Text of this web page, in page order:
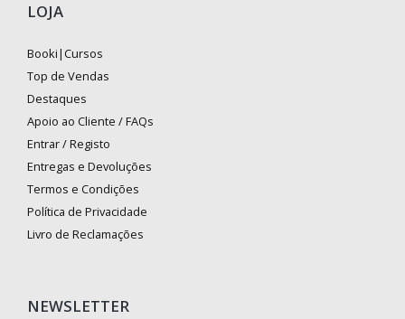
LOJA
Booki|Cursos
Top de Vendas
Destaques
Apoio ao Cliente / FAQs
Entrar / Registo
Entregas e Devoluções
Termos e Condições
Política de Privacidade
Livro de Reclamações
NEWSLETTER